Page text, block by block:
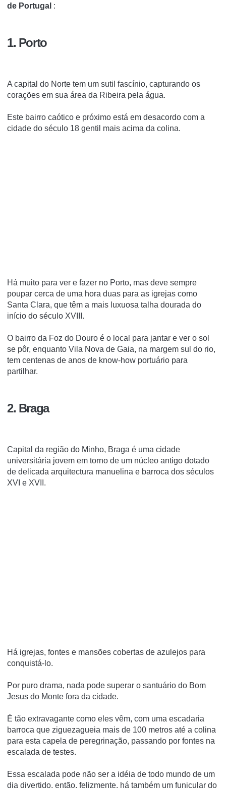
de Portugal :
1. Porto
A capital do Norte tem um sutil fascínio, capturando os
corações em sua área da Ribeira pela água.
Este bairro caótico e próximo está em desacordo com a
cidade do século 18 gentil mais acima da colina.
Há muito para ver e fazer no Porto, mas deve sempre
poupar cerca de uma hora duas para as igrejas como
Santa Clara, que têm a mais luxuosa talha dourada do
início do século XVIII.
O bairro da Foz do Douro é o local para jantar e ver o sol
se pôr, enquanto Vila Nova de Gaia, na margem sul do rio,
tem centenas de anos de know-how portuário para
partilhar.
2. Braga
Capital da região do Minho, Braga é uma cidade
universitária jovem em torno de um núcleo antigo dotado
de delicada arquitectura manuelina e barroca dos séculos
XVI e XVII.
Há igrejas, fontes e mansões cobertas de azulejos para
conquistá-lo.
Por puro drama, nada pode superar o santuário do Bom
Jesus do Monte fora da cidade.
É tão extravagante como eles vêm, com uma escadaria
barroca que ziguezagueia mais de 100 metros até a colina
para esta capela de peregrinação, passando por fontes na
escalada de testes.
Essa escalada pode não ser a idéia de todo mundo de um
dia divertido, então, felizmente, há também um funicular do